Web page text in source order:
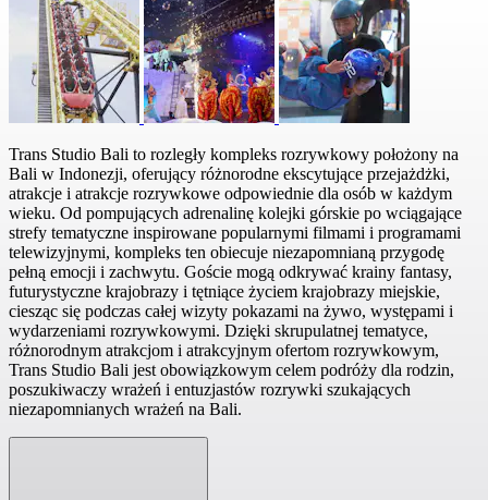
Trans Studio Bali to rozległy kompleks rozrywkowy położony na
Bali w Indonezji, oferujący różnorodne ekscytujące przejażdżki,
atrakcje i atrakcje rozrywkowe odpowiednie dla osób w każdym
wieku. Od pompujących adrenalinę kolejki górskie po wciągające
strefy tematyczne inspirowane popularnymi filmami i programami
telewizyjnymi, kompleks ten obiecuje niezapomnianą przygodę
pełną emocji i zachwytu. Goście mogą odkrywać krainy fantasy,
futurystyczne krajobrazy i tętniące życiem krajobrazy miejskie,
ciesząc się podczas całej wizyty pokazami na żywo, występami i
wydarzeniami rozrywkowymi. Dzięki skrupulatnej tematyce,
różnorodnym atrakcjom i atrakcyjnym ofertom rozrywkowym,
Trans Studio Bali jest obowiązkowym celem podróży dla rodzin,
poszukiwaczy wrażeń i entuzjastów rozrywki szukających
niezapomnianych wrażeń na Bali.